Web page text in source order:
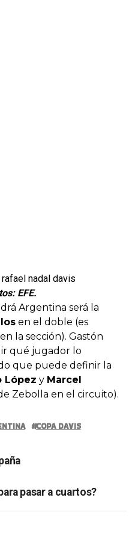
EFE.
Argentina será la
en el doble (es
la sección). Gastón
qué jugador lo
que puede definir la
López y Marcel
Zebolla en el circuito).
COPA DAVIS
pasar a cuartos?